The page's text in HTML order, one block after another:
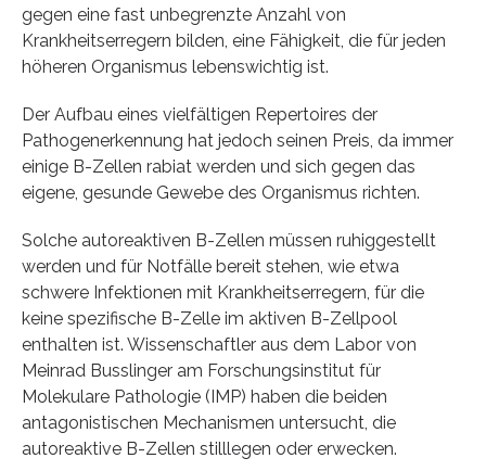
gegen eine fast unbegrenzte Anzahl von
Krankheitserregern bilden, eine Fähigkeit, die für jeden
höheren Organismus lebenswichtig ist.
Der Aufbau eines vielfältigen Repertoires der
Pathogenerkennung hat jedoch seinen Preis, da immer
einige B-Zellen rabiat werden und sich gegen das
eigene, gesunde Gewebe des Organismus richten.
Solche autoreaktiven B-Zellen müssen ruhiggestellt
werden und für Notfälle bereit stehen, wie etwa
schwere Infektionen mit Krankheitserregern, für die
keine spezifische B-Zelle im aktiven B-Zellpool
enthalten ist. Wissenschaftler aus dem Labor von
Meinrad Busslinger am Forschungsinstitut für
Molekulare Pathologie (IMP) haben die beiden
antagonistischen Mechanismen untersucht, die
autoreaktive B-Zellen stilllegen oder erwecken.